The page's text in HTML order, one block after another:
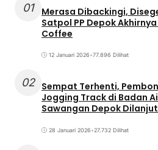
01
Merasa Dibackingi,
Satpol PP Depok
Coffee
12 Januari 2026•77.896 Dilihat
02 Sempat Terhenti,
Jogging Track di Badan
Sawangan Depok
28 Januari 2026•27.732 Dilihat